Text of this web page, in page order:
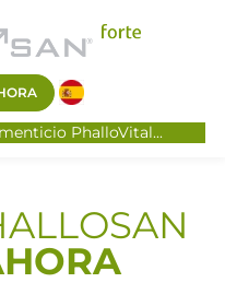
PhalloVital...